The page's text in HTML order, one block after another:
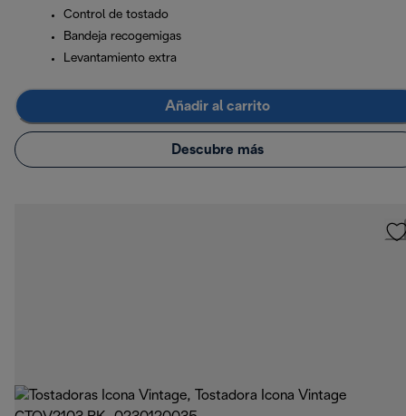
Control de tostado
Bandeja recogemigas
Levantamiento extra
Añadir al carrito
Descubre más